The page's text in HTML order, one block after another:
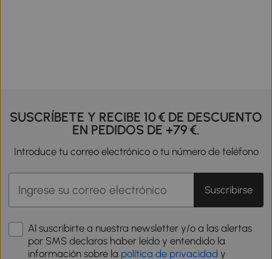
SUSCRÍBETE Y RECIBE 10 € DE DESCUENTO
EN PEDIDOS DE +79 €.
Introduce tu correo electrónico o tu número de teléfono
Suscribirse
Al suscribirte a nuestra newsletter y/o a las alertas
por SMS declaras haber leído y entendido la
información sobre la política de privacidad y